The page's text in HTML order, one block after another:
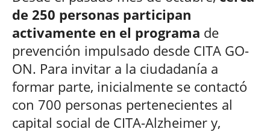
de 250 personas participan
activamente en el programa de
prevención impulsado desde CITA GO-
ON. Para invitar a la ciudadanía a
formar parte, inicialmente se contactó
con 700 personas pertenecientes al
capital social de CITA-Alzheimer y,